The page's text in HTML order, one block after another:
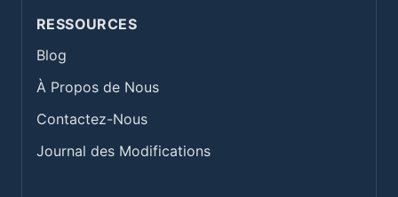
RESSOURCES
Blog
À Propos de Nous
Contactez-Nous
Journal des Modifications